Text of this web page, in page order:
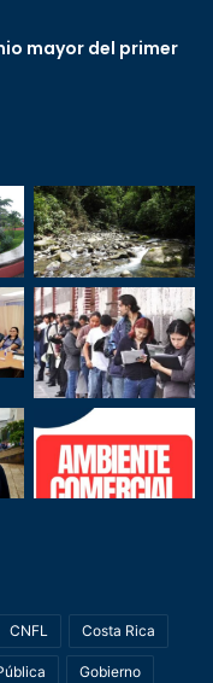
mayor del primer
CNFL Costa Rica
Gobierno